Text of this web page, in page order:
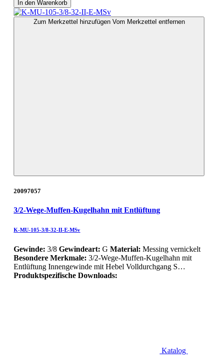
In den Warenkorb
Zum Merkzettel hinzufügen Vom Merkzettel entfernen
20097057
3/2-Wege-Muffen-Kugelhahn mit Entlüftung
K-MU-105-3/8-32-II-E-MSv
Gewinde: 3/8 Gewindeart: G Material: Messing vernickelt
Besondere Merkmale: 3/2-Wege-Muffen-Kugelhahn mit
Entlüftung Innengewinde mit Hebel Volldurchgang S…
Produktspezifische Downloads:
Katalog